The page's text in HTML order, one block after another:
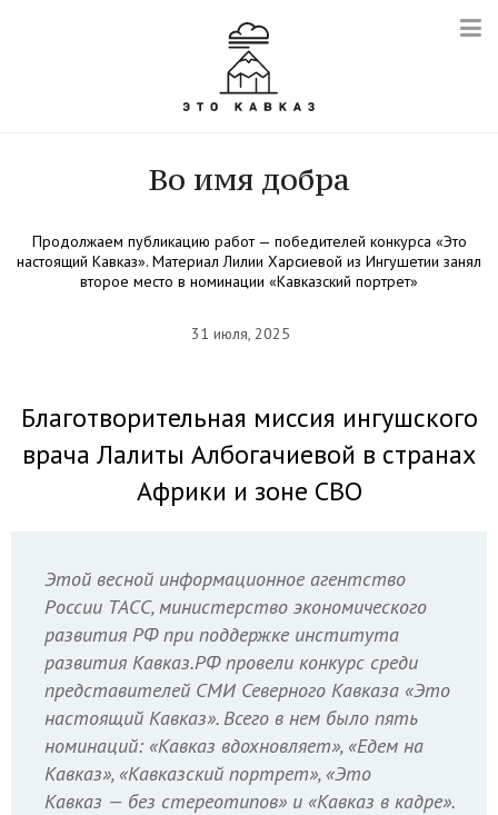
Во имя добра
Продолжаем публикацию работ — победителей конкурса «Это
настоящий Кавказ». Материал Лилии Харсиевой из Ингушетии занял
второе место в номинации «Кавказский портрет»
31 июля, 2025
Благотворительная миссия ингушского
врача Лалиты Албогачиевой в странах
Африки и зоне СВО
Этой весной информационное агентство
России ТАСС, министерство экономического
развития РФ при поддержке института
развития Кавказ.РФ провели конкурс среди
представителей СМИ Северного Кавказа «Это
настоящий Кавказ». Всего в нем было пять
номинаций: «Кавказ вдохновляет», «Едем на
Кавказ», «Кавказский портрет», «Это
Кавказ — без стереотипов» и «Кавказ в кадре».